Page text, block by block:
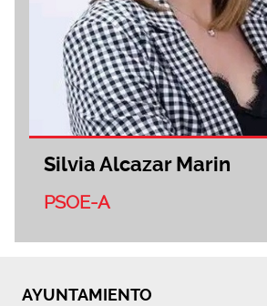
Silvia Alcazar Marin
PSOE-A
AYUNTAMIENTO